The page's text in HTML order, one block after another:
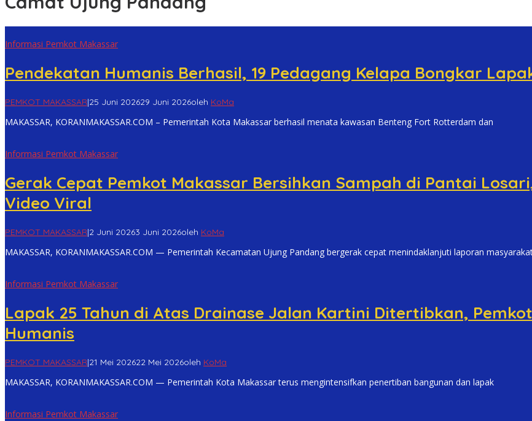
Informasi Pemkot Makassar
Pendekatan Humanis Berhasil, 19 Pedagang Kelapa Bongkar
PEMKOT MAKASSAR|25 Juni 202629 Juni 2026oleh KoMa
MAKASSAR, KORANMAKASSAR.COM – Pemerintah Kota Makassar berhasil menata kawasan Benteng Fort Rotterdam dan
Informasi Pemkot Makassar
Gerak Cepat Pemkot Makassar Bersihkan Sampah di Pantai
Video Viral
PEMKOT MAKASSAR|2 Juni 20263 Juni 2026oleh KoMa
MAKASSAR, KORANMAKASSAR.COM — Pemerintah Kecamatan Ujung Pandang bergerak cepat menindaklanjuti laporan
Informasi Pemkot Makassar
Lapak 25 Tahun di Atas Drainase Jalan Kartini Ditertibkan,
Humanis
PEMKOT MAKASSAR|21 Mei 202622 Mei 2026oleh KoMa
MAKASSAR, KORANMAKASSAR.COM — Pemerintah Kota Makassar terus mengintensifkan penertiban bangunan dan lapak
Informasi Pemkot Makassar